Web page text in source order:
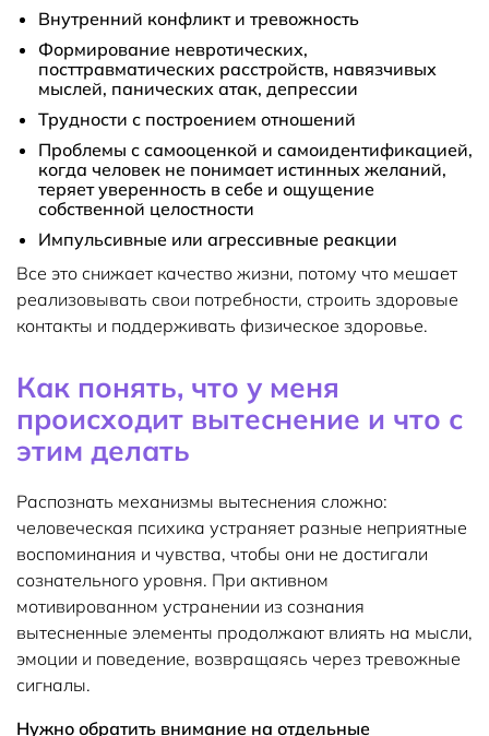
Внутренний конфликт и тревожность
Формирование невротических,
посттравматических расстройств, навязчивых
мыслей, панических атак, депрессии
Трудности с построением отношений
Проблемы с самооценкой и самоидентификацией,
когда человек не понимает истинных желаний,
теряет уверенность в себе и ощущение
собственной целостности
Импульсивные или агрессивные реакции
Все это снижает качество жизни, потому что мешает
реализовывать свои потребности, строить здоровые
контакты и поддерживать физическое здоровье.
Как понять, что у меня
происходит вытеснение и что с
этим делать
Распознать механизмы вытеснения сложно:
человеческая психика устраняет разные неприятные
воспоминания и чувства, чтобы они не достигали
сознательного уровня. При активном
мотивированном устранении из сознания
вытесненные элементы продолжают влиять на мысли,
эмоции и поведение, возвращаясь через тревожные
сигналы.
Нужно обратить внимание на отдельные